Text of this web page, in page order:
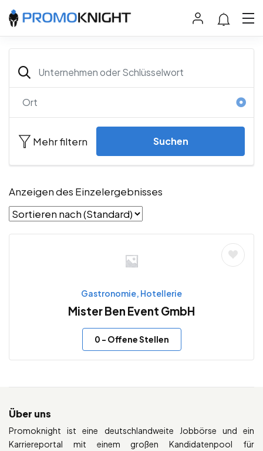
Mehr filtern Suchen
Anzeigen des Einzelergebnisses
Gastronomie, Hotellerie
Mister Ben Event GmbH
0 - Offene Stellen
Über uns
Promoknight ist eine deutschlandweite Jobbörse und ein
Karriereportal mit einem großen Kandidatenpool für